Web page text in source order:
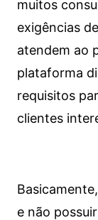
muitos
exigências
atendem ao
plataforma
requisitos
clientes
e não